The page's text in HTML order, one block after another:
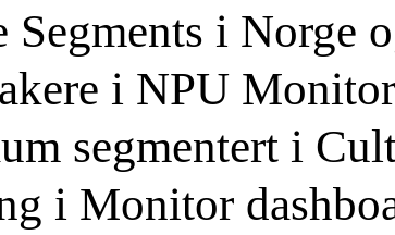
Segments i Norge
i NPU Monitor
segmentert i
i Monitor